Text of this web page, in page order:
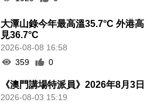
大潭山錄今年最高溫35.7°C 外港高
見36.7°C
2026-08-08 16:58
359
0
《澳門講場特派員》2026年8月3日
2026-08-03 15:19